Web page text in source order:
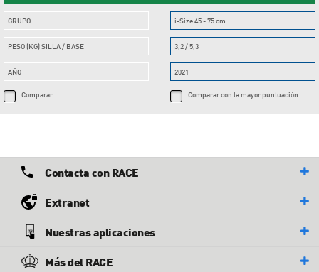
GRUPO
PESO (KG) SILLA / BASE
AÑO
Comparar
i-Size 45 - 75 cm
3,2 / 5,3
2021
Comparar con la mayor puntuación
Contacta con RACE
Extranet
Nuestras aplicaciones
Más del RACE